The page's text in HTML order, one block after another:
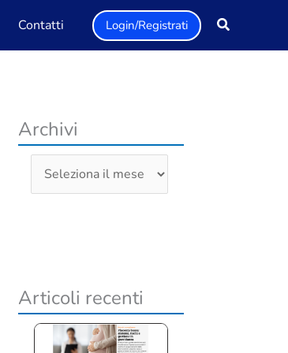
Contatti Login/Registrati
Archivi
r
v
i
Articoli recenti